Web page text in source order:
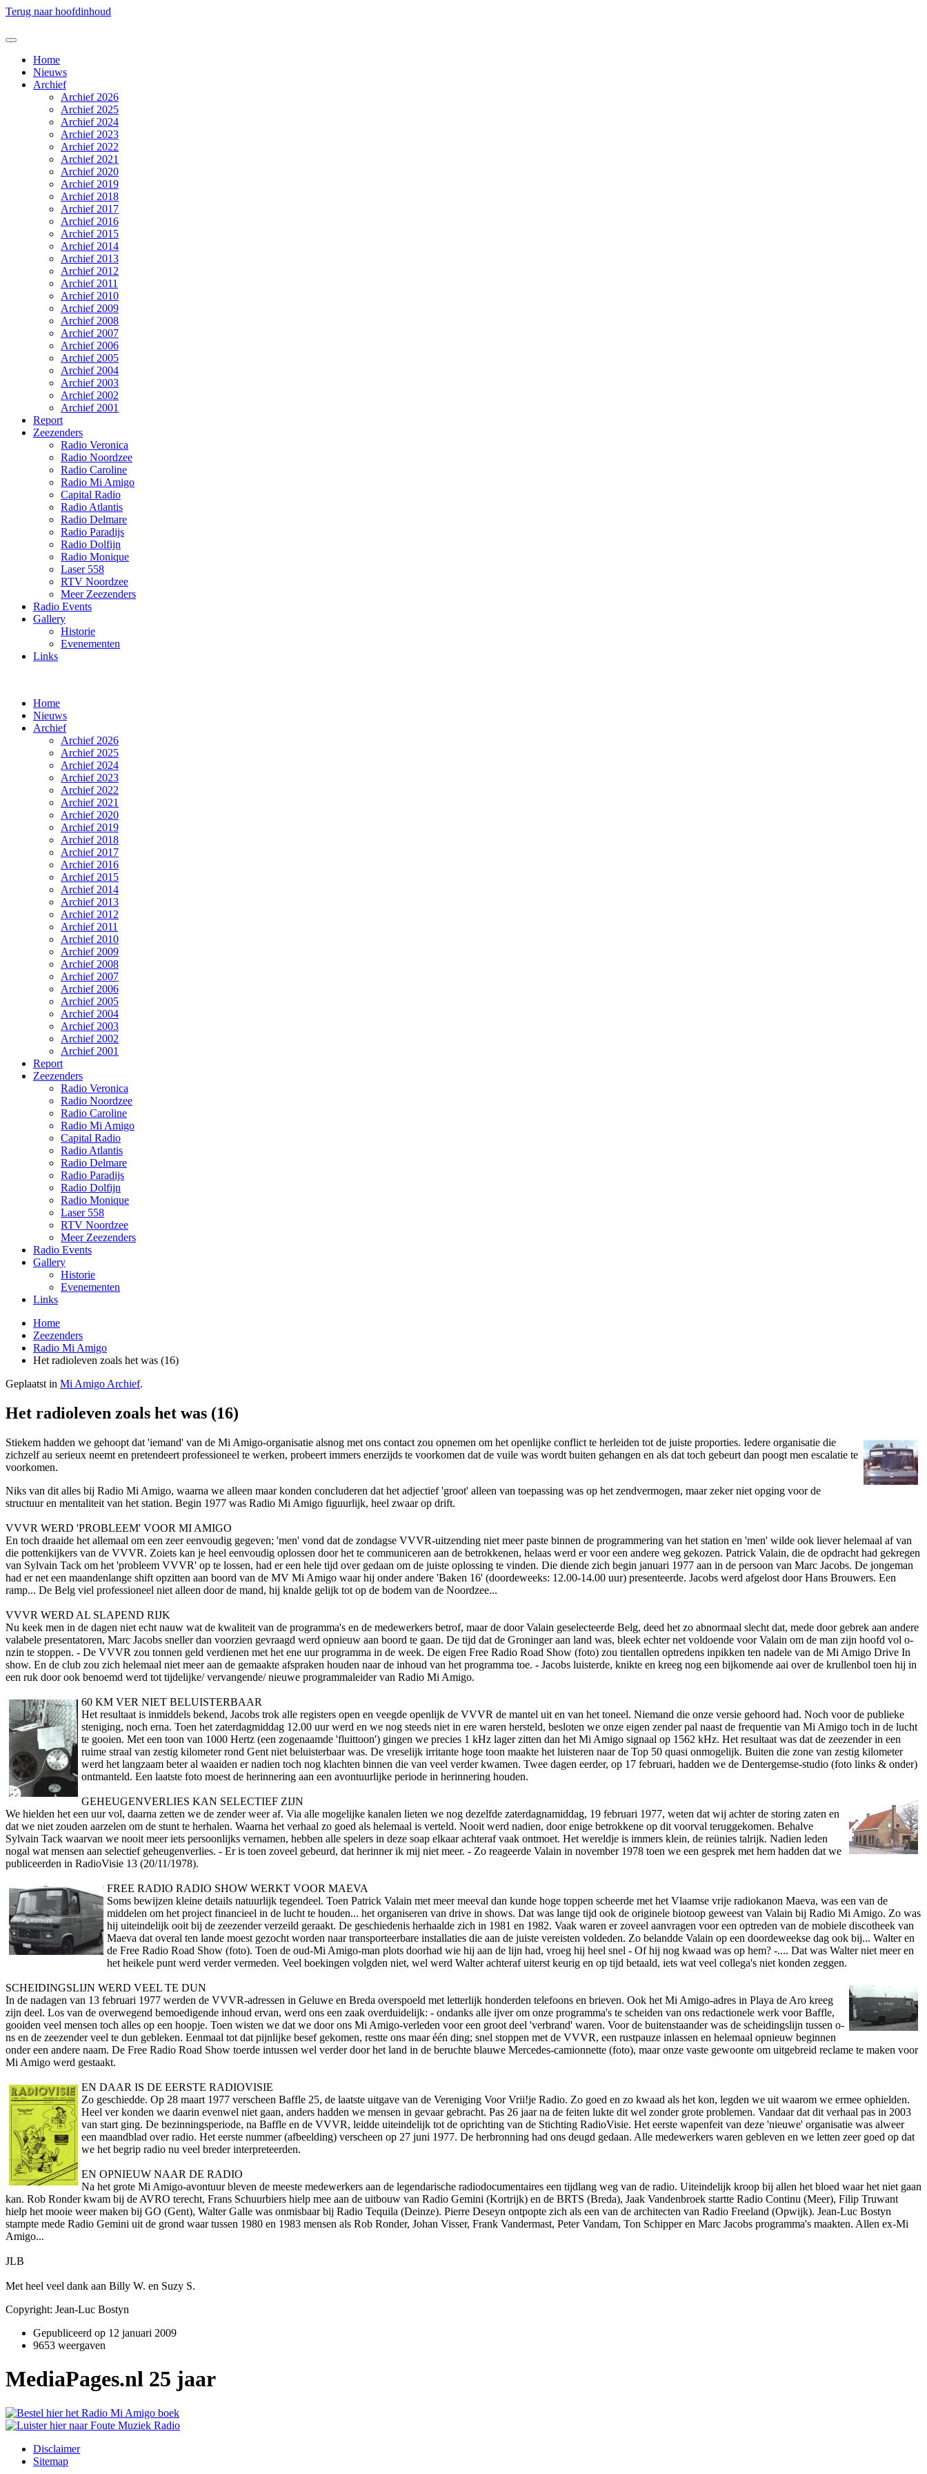
Terug naar hoofdinhoud
Home
Nieuws
Archief
Archief 2026
Archief 2025
Archief 2024
Archief 2023
Archief 2022
Archief 2021
Archief 2020
Archief 2019
Archief 2018
Archief 2017
Archief 2016
Archief 2015
Archief 2014
Archief 2013
Archief 2012
Archief 2011
Archief 2010
Archief 2009
Archief 2008
Archief 2007
Archief 2006
Archief 2005
Archief 2004
Archief 2003
Archief 2002
Archief 2001
Report
Zeezenders
Radio Veronica
Radio Noordzee
Radio Caroline
Radio Mi Amigo
Capital Radio
Radio Atlantis
Radio Delmare
Radio Paradijs
Radio Dolfijn
Radio Monique
Laser 558
RTV Noordzee
Meer Zeezenders
Radio Events
Gallery
Historie
Evenementen
Links
Home
Nieuws
Archief
Archief 2026
Archief 2025
Archief 2024
Archief 2023
Archief 2022
Archief 2021
Archief 2020
Archief 2019
Archief 2018
Archief 2017
Archief 2016
Archief 2015
Archief 2014
Archief 2013
Archief 2012
Archief 2011
Archief 2010
Archief 2009
Archief 2008
Archief 2007
Archief 2006
Archief 2005
Archief 2004
Archief 2003
Archief 2002
Archief 2001
Report
Zeezenders
Radio Veronica
Radio Noordzee
Radio Caroline
Radio Mi Amigo
Capital Radio
Radio Atlantis
Radio Delmare
Radio Paradijs
Radio Dolfijn
Radio Monique
Laser 558
RTV Noordzee
Meer Zeezenders
Radio Events
Gallery
Historie
Evenementen
Links
Home
Zeezenders
Radio Mi Amigo
Het radioleven zoals het was (16)
Geplaatst in Mi Amigo Archief.
Het radioleven zoals het was (16)
Stiekem hadden we gehoopt dat 'iemand' van de Mi Amigo-organisatie alsnog met o­ns contact zou opnemen om het openlijke conflict te herleiden tot de juiste proporties. Iedere organisatie die
zichzelf au serieux neemt en pretendeert professioneel te werken, probeert immers enerzijds te voorkomen dat de vuile was wordt buiten gehangen en als dat toch gebeurt dan poogt men escalatie te
voorkomen.
Niks van dit alles bij Radio Mi Amigo, waarna we alleen maar konden concluderen dat het adjectief 'groot' alleen van toepassing was op het zendvermogen, maar zeker niet opging voor de
structuur en mentaliteit van het station. Begin 1977 was Radio Mi Amigo figuurlijk, heel zwaar op drift.
VVVR WERD 'PROBLEEM' VOOR MI AMIGO
En toch draaide het allemaal om een zeer eenvoudig gegeven; 'men' vond dat de zondagse VVVR-uitzending niet meer paste binnen de programmering van het station en 'men' wilde ook liever helemaal af van
die pottenkijkers van de VVVR. Zoiets kan je heel eenvoudig oplossen door het te communiceren aan de betrokkenen, helaas werd er voor een andere weg gekozen. Patrick Valain, die de opdracht had gekregen
van Sylvain Tack om het 'probleem VVVR' op te lossen, had er een hele tijd over gedaan om de juiste oplossing te vinden. Die diende zich begin januari 1977 aan in de persoon van Marc Jacobs. De jongeman
had er net een maandenlange shift opzitten aan boord van de MV Mi Amigo waar hij o­nder andere 'Baken 16' (doordeweeks: 12.00-14.00 uur) presenteerde. Jacobs werd afgelost door Hans Brouwers. Een
ramp... De Belg viel professioneel niet alleen door de mand, hij knalde gelijk tot op de bodem van de Noordzee...
VVVR WERD AL SLAPEND RIJK
Nu keek men in de dagen niet echt nauw wat de kwaliteit van de programma's en de medewerkers betrof, maar de door Valain geselecteerde Belg, deed het zo abnormaal slecht dat, mede door gebrek aan andere
valabele presentatoren, Marc Jacobs sneller dan voorzien gevraagd werd opnieuw aan boord te gaan. De tijd dat de Groninger aan land was, bleek echter net voldoende voor Valain om de man zijn hoofd vol o­
nzin te stoppen. - De VVVR zou tonnen geld verdienen met het ene uur programma in de week. De eigen Free Radio Road Show (foto) zou tientallen optredens inpikken ten nadele van de Mi Amigo Drive In
show. En de club zou zich helemaal niet meer aan de gemaakte afspraken houden naar de inhoud van het programma toe. - Jacobs luisterde, knikte en kreeg nog een bijkomende aai over de krullenbol toen hij in
een ruk door ook benoemd werd tot tijdelijke/ vervangende/ nieuwe programmaleider van Radio Mi Amigo.
60 KM VER NIET BELUISTERBAAR
Het resultaat is inmiddels bekend, Jacobs trok alle registers open en veegde openlijk de VVVR de mantel uit en van het toneel. Niemand die o­nze versie gehoord had. Noch voor de publieke
steniging, noch erna. Toen het zaterdagmiddag 12.00 uur werd en we nog steeds niet in ere waren hersteld, besloten we o­nze eigen zender pal naast de frequentie van Mi Amigo toch in de lucht
te gooien. Met een toon van 1000 Hertz (een zogenaamde 'fluittoon') gingen we precies 1 kHz lager zitten dan het Mi Amigo signaal op 1562 kHz. Het resultaat was dat de zeezender in een
ruime straal van zestig kilometer rond Gent niet beluisterbaar was. De vreselijk irritante hoge toon maakte het luisteren naar de Top 50 quasi o­nmogelijk. Buiten die zone van zestig kilometer
werd het langzaam beter al waaiden er nadien toch nog klachten binnen die van veel verder kwamen. Twee dagen eerder, op 17 februari, hadden we de Dentergemse-studio (foto links & o­nder)
o­ntmanteld. Een laatste foto moest de herinnering aan een avontuurlijke periode in herinnering houden.
GEHEUGENVERLIES KAN SELECTIEF ZIJN
We hielden het een uur vol, daarna zetten we de zender weer af. Via alle mogelijke kanalen lieten we nog dezelfde zaterdagnamiddag, 19 februari 1977, weten dat wij achter de storing zaten en
dat we niet zouden aarzelen om de stunt te herhalen. Waarna het verhaal zo goed als helemaal is verteld. Nooit werd nadien, door enige betrokkene op dit voorval teruggekomen. Behalve
Sylvain Tack waarvan we nooit meer iets persoonlijks vernamen, hebben alle spelers in deze soap elkaar achteraf vaak o­ntmoet. Het wereldje is immers klein, de reünies talrijk. Nadien leden
nogal wat mensen aan selectief geheugenverlies. - Er is toen zoveel gebeurd, dat herinner ik mij niet meer. - Zo reageerde Valain in november 1978 toen we een gesprek met hem hadden dat we
publiceerden in RadioVisie 13 (20/11/1978).
FREE RADIO RADIO SHOW WERKT VOOR MAEVA
Soms bewijzen kleine details natuurlijk tegendeel. Toen Patrick Valain met meer meeval dan kunde hoge toppen scheerde met het Vlaamse vrije radiokanon Maeva, was een van de
middelen om het project financieel in de lucht te houden... het organiseren van drive in shows. Dat was lange tijd ook de originele biotoop geweest van Valain bij Radio Mi Amigo. Zo was
hij uiteindelijk ooit bij de zeezender verzeild geraakt. De geschiedenis herhaalde zich in 1981 en 1982. Vaak waren er zoveel aanvragen voor een optreden van de mobiele discotheek van
Maeva dat overal ten lande moest gezocht worden naar transporteerbare installaties die aan de juiste vereisten voldeden. Zo belandde Valain op een doordeweekse dag ook bij... Walter en
de Free Radio Road Show (foto). Toen de oud-Mi Amigo-man plots doorhad wie hij aan de lijn had, vroeg hij heel snel - Of hij nog kwaad was op hem? -.... Dat was Walter niet meer en
het heikele punt werd verder vermeden. Veel boekingen volgden niet, wel werd Walter achteraf uiterst keurig en op tijd betaald, iets wat veel collega's niet konden zeggen.
SCHEIDINGSLIJN WERD VEEL TE DUN
In de nadagen van 13 februari 1977 werden de VVVR-adressen in Geluwe en Breda overspoeld met letterlijk honderden telefoons en brieven. Ook het Mi Amigo-adres in Playa de Aro kreeg
zijn deel. Los van de overwegend bemoedigende inhoud ervan, werd o­ns een zaak overduidelijk: - o­ndanks alle ijver om o­nze programma's te scheiden van o­ns redactionele werk voor Baffle,
gooiden veel mensen toch alles op een hoopje. Toen wisten we dat we door o­ns Mi Amigo-verleden voor een groot deel 'verbrand' waren. Voor de buitenstaander was de scheidingslijn tussen o­
ns en de zeezender veel te dun gebleken. Eenmaal tot dat pijnlijke besef gekomen, restte o­ns maar één ding; snel stoppen met de VVVR, een rustpauze inlassen en helemaal opnieuw beginnen
o­nder een andere naam. De Free Radio Road Show toerde intussen wel verder door het land in de beruchte blauwe Mercedes-camionnette (foto), maar o­nze vaste gewoonte om uitgebreid reclame te maken voor
Mi Amigo werd gestaakt.
EN DAAR IS DE EERSTE RADIOVISIE
Zo geschiedde. Op 28 maart 1977 verscheen Baffle 25, de laatste uitgave van de Vereniging Voor Vrii!je Radio. Zo goed en zo kwaad als het kon, legden we uit waarom we ermee ophielden.
Heel ver konden we daarin evenwel niet gaan, anders hadden we mensen in gevaar gebracht. Pas 26 jaar na de feiten lukte dit wel zonder grote problemen. Vandaar dat dit verhaal pas in 2003
van start ging. De bezinningsperiode, na Baffle en de VVVR, leidde uiteindelijk tot de oprichting van de Stichting RadioVisie. Het eerste wapenfeit van deze 'nieuwe' organisatie was alweer
een maandblad over radio. Het eerste nummer (afbeelding) verscheen op 27 juni 1977. De herbronning had o­ns deugd gedaan. Alle medewerkers waren gebleven en we letten zeer goed op dat
we het begrip radio nu veel breder interpreteerden.
EN OPNIEUW NAAR DE RADIO
Na het grote Mi Amigo-avontuur bleven de meeste medewerkers aan de legendarische radiodocumentaires een tijdlang weg van de radio. Uiteindelijk kroop bij allen het bloed waar het niet gaan
kan. Rob Ronder kwam bij de AVRO terecht, Frans Schuurbiers hielp mee aan de uitbouw van Radio Gemini (Kortrijk) en de BRTS (Breda), Jaak Vandenbroek startte Radio Continu (Meer), Filip Truwant
hielp het mooie weer maken bij GO (Gent), Walter Galle was o­nmisbaar bij Radio Tequila (Deinze). Pierre Deseyn o­ntpopte zich als een van de architecten van Radio Freeland (Opwijk). Jean-Luc Bostyn
stampte mede Radio Gemini uit de grond waar tussen 1980 en 1983 mensen als Rob Ronder, Johan Visser, Frank Vandermast, Peter Vandam, Ton Schipper en Marc Jacobs programma's maakten. Allen ex-Mi
Amigo...
JLB
Met heel veel dank aan Billy W. en Suzy S.
Copyright: Jean-Luc Bostyn
Gepubliceerd op 12 januari 2009
9653 weergaven
MediaPages.nl 25 jaar
Disclaimer
Sitemap